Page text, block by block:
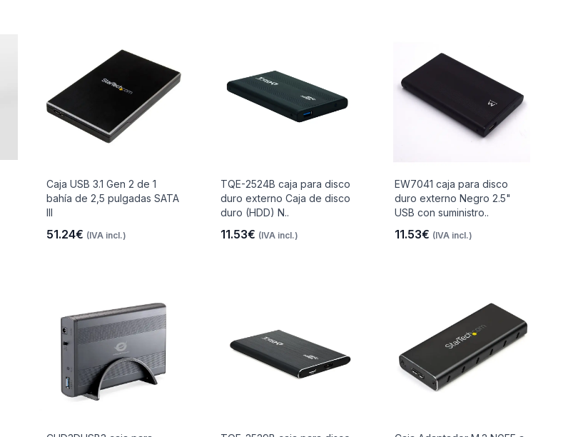
Caja USB 3.1 Gen 2 de 1
bahía de 2,5 pulgadas SATA
III
51.24€ (IVA incl.)
TQE-2524B caja para disco
duro externo Caja de disco
duro (HDD) N..
11.53€ (IVA incl.)
EW7041 caja para disco
duro externo Negro 2.5"
USB con suministro..
11.53€ (IVA incl.)